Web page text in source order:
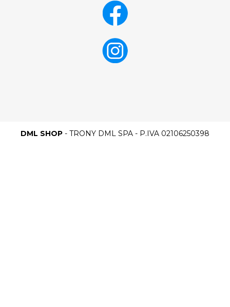
DML SHOP - TRONY DML SPA - P.IVA 02106250398